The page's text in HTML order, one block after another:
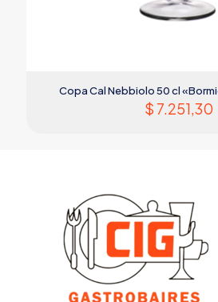
Copa Cal Nebbiolo 50 cl
$ 7.251,30